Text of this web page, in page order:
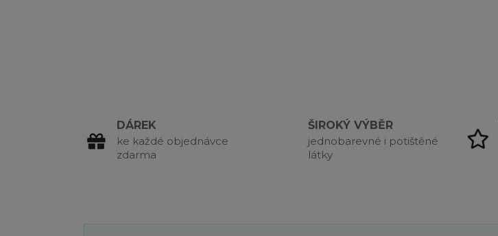
DÁREK
ke každé objednávce
zdarma
ŠIROKÝ VÝBĚR
jednobarevné i potištěné
látky